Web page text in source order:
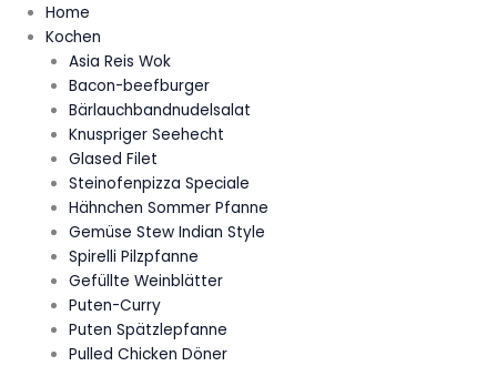
Home
Kochen
Asia Reis Wok
Bacon-beefburger
Bärlauchbandnudelsalat
Knuspriger Seehecht
Glased Filet
Steinofenpizza Speciale
Hähnchen Sommer Pfanne
Gemüse Stew Indian Style
Spirelli Pilzpfanne
Gefüllte Weinblätter
Puten-Curry
Puten Spätzlepfanne
Pulled Chicken Döner